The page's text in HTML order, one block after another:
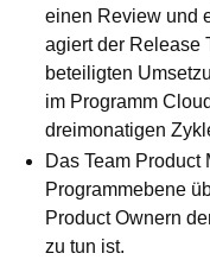
einen Review und
agiert der Release
beteiligten
im Programm
dreimonatigen
Das Team Product
Programmebene
Product Ownern
zu tun ist.